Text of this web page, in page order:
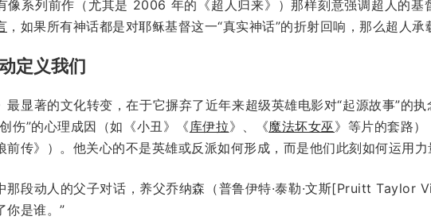
像系列前作（尤其是 2006 年的《超人归来》）那样刻意强调超人的基
，如果所有神话都是对耶稣基督这一“真实神话”的折射回响，那么超人承
定义我们
最显著的文化转变，在于它摒弃了近年来超级英雄电影对“起源故事”的
伤”的心理成因（如《小丑》《 库伊拉》、《魔法坏女巫》等片的套路
前传》）。他关心的不是英雄或反派如何形成，而是他们此刻如何运用力
那段动人的父子对话，养父乔纳森（普鲁伊特·泰勒·文斯[Pruitt Taylor
你是谁。”